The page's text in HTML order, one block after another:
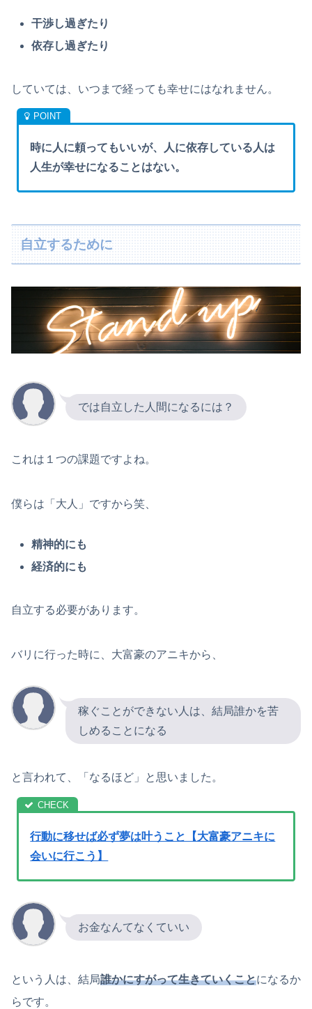
干渉し過ぎたり
依存し過ぎたり
していては、いつまで経っても幸せにはなれません。
時に人に頼ってもいいが、人に依存している人は
人生が幸せになることはない。
自立するために
では自立した人間になるには？
これは１つの課題ですよね。
僕らは「大人」ですから笑、
精神的にも
経済的にも
自立する必要があります。
バリに行った時に、大富豪のアニキから、
稼ぐことができない人は、結局誰かを苦
しめることになる
と言われて、「なるほど」と思いました。
行動に移せば必ず夢は叶うこと【大富豪アニキに
会いに行こう】
お金なんてなくていい
という人は、結局誰かにすがって生きていくことになるか
らです。